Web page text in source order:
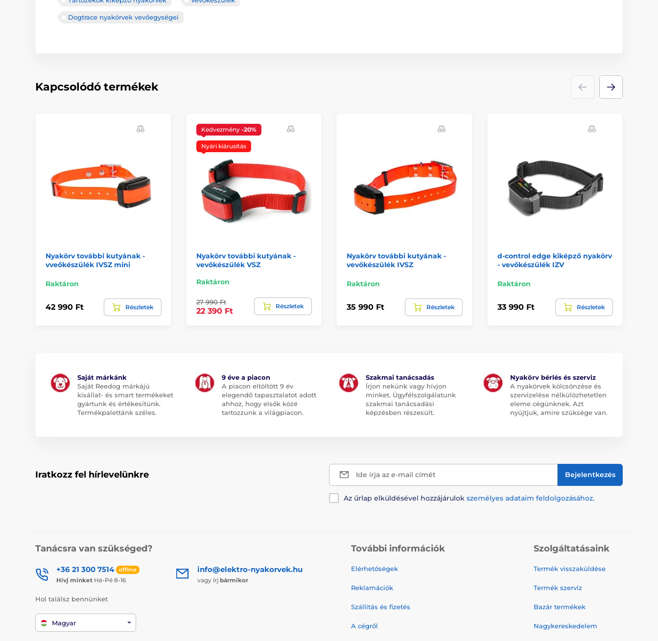
Dogtrace nyakörvek vevőegységei
Kapcsolódó termékek
Nyakörv további kutyának -
vveőkészülék IVSZ mini
Raktáron
42 990 Ft Részletek
Kedvezmény -20%
Nyári kiárusítás
Nyakörv további kutyának -
vevőkészülék VSZ
Raktáron
27 990 Ft
22 390 Ft
Részletek
Nyakörv további kutyának -
vevőkészülék IVSZ
Raktáron
35 990 Ft Részletek
d-control edge kiképző nyakörv
- vevőkészülék IZV
Raktáron
33 990 Ft Részletek
Saját márkánk
Saját Reedog márkájú
kisállat- és smart termékeket
gyártunk és értékesítünk.
Termékpalettánk széles.
9 éve a piacon
A piacon eltöltött 9 év
elegendő tapasztalatot adott
ahhoz, hogy elsők közé
tartozzunk a világpiacon.
Szakmai tanácsadás
Írjon nekünk vagy hívjon
minket. Ügyfélszolgálatunk
szakmai tanácsadási
képzésben részesült.
Nyakörv bérlés és szerviz
A nyakörvek kölcsönzése és
szervizelése nélkülözhetetlen
eleme cégünknek. Azt
nyújtjuk, amire szüksége van.
Iratkozz fel hírlevelünkre Ide írja az e-mail címét Bejelentkezés
Az űrlap elküldésével hozzájárulok személyes adataim feldolgozásához.
Tanácsra van szükséged?
+36 21 300 7514 offline
Hívj minket Hé-Pé 8-16
info@elektro-nyakorvek.hu
vagy írj bármikor
Hol találsz bennünket
Magyar
További információk
Elérhetőségek
Reklamációk
Szállítás és fizetés
A cégről
Szolgáltatásaink
Termék visszaküldése
Termék szerviz
Bazár termékek
Nagykereskedelem